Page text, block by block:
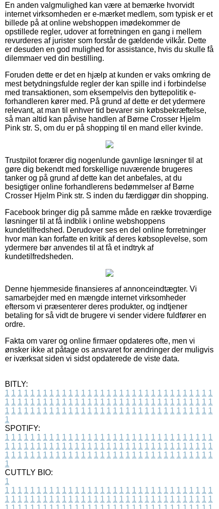
En anden valgmulighed kan være at bemærke hvorvidt
internet virksomheden er e-mærket medlem, som typisk er et
billede på at online webshoppen imødekommer de
opstillede regler, udover at forretningen en gang i mellem
revurderes af jurister som forstår de gældende vilkår. Dette
er desuden en god mulighed for assistance, hvis du skulle få
dilemmaer ved din bestilling.
Foruden dette er det en hjælp at kunden er vaks omkring de
mest betydningsfulde regler der kan spille ind i forbindelse
med transaktionen, som eksempelvis den byttepolitik e-
forhandleren kører med. På grund af dette er det ydermere
relevant, at man til enhver tid bevarer sin købsbekræftelse,
så man altid kan påvise handlen af Børne Crosser Hjelm
Pink str. S, om du er på shopping til en mand eller kvinde.
Trustpilot forærer dig nogenlunde gavnlige løsninger til at
gøre dig bekendt med forskellige nuværende brugeres
tanker og på grund af dette kan det anbefales, at du
besigtiger online forhandlerens bedømmelser af Børne
Crosser Hjelm Pink str. S inden du færdiggør din shopping.
Facebook bringer dig på samme måde en række troværdige
løsninger til at få indblik i online webshoppens
kundetilfredshed. Derudover ses en del online forretninger
hvor man kan forfatte en kritik af deres købsoplevelse, som
ydermere bør anvendes til at få et indtryk af
kundetilfredsheden.
Denne hjemmeside finansieres af annonceindtægter. Vi
samarbejder med en mængde internet virksomheder
eftersom vi præsenterer deres produkter, og indtjener
betaling for så vidt de brugere vi sender videre fuldfører en
ordre.
Fakta om varer og online firmaer opdateres ofte, men vi
ønsker ikke at påtage os ansvaret for ændringer der muligvis
er iværksat siden vi sidst opdaterede de viste data.
BITLY:
1 1 1 1 1 1 1 1 1 1 1 1 1 1 1 1 1 1 1 1 1 1 1 1 1 1 1 1 1 1 1 1 1
1 1 1 1 1 1 1 1 1 1 1 1 1 1 1 1 1 1 1 1 1 1 1 1 1 1 1 1 1 1 1 1 1
1 1 1 1 1 1 1 1 1 1 1 1 1 1 1 1 1 1 1 1 1 1 1 1 1 1 1 1 1 1 1 1 1
1
SPOTIFY:
1 1 1 1 1 1 1 1 1 1 1 1 1 1 1 1 1 1 1 1 1 1 1 1 1 1 1 1 1 1 1 1 1
1 1 1 1 1 1 1 1 1 1 1 1 1 1 1 1 1 1 1 1 1 1 1 1 1 1 1 1 1 1 1 1 1
1 1 1 1 1 1 1 1 1 1 1 1 1 1 1 1 1 1 1 1 1 1 1 1 1 1 1 1 1 1 1 1 1
1
CUTTLY BIO:
1
1 1 1 1 1 1 1 1 1 1 1 1 1 1 1 1 1 1 1 1 1 1 1 1 1 1 1 1 1 1 1 1 1
1 1 1 1 1 1 1 1 1 1 1 1 1 1 1 1 1 1 1 1 1 1 1 1 1 1 1 1 1 1 1 1 1